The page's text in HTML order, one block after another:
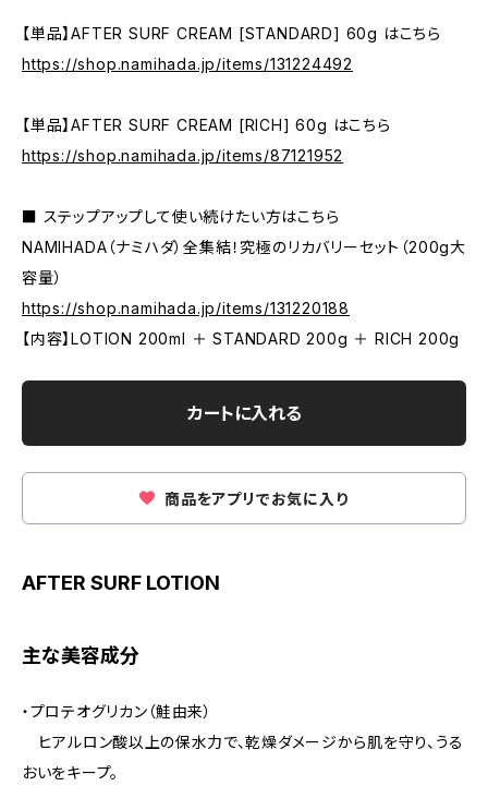
【単品】AFTER SURF CREAM [STANDARD] 60g はこちら
https://shop.namihada.jp/items/131224492
【単品】AFTER SURF CREAM [RICH] 60g はこちら
https://shop.namihada.jp/items/87121952
■ ステップアップして使い続けたい方はこちら
NAMIHADA（ナミハダ）全集結！究極のリカバリーセット（200g大
容量）
https://shop.namihada.jp/items/131220188
【内容】LOTION 200ml ＋ STANDARD 200g ＋ RICH 200g
カートに入れる
商品をアプリでお気に入り
AFTER SURF LOTION
主な美容成分
・プロテオグリカン（鮭由来）
ヒアルロン酸以上の保水力で、乾燥ダメージから肌を守り、うる
おいをキープ。